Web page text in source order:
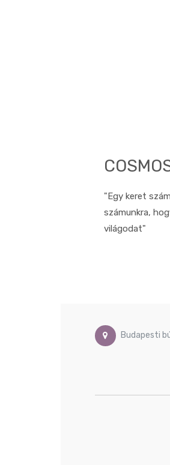
"Egy keret
számunkra,
világodat"
Budapesti